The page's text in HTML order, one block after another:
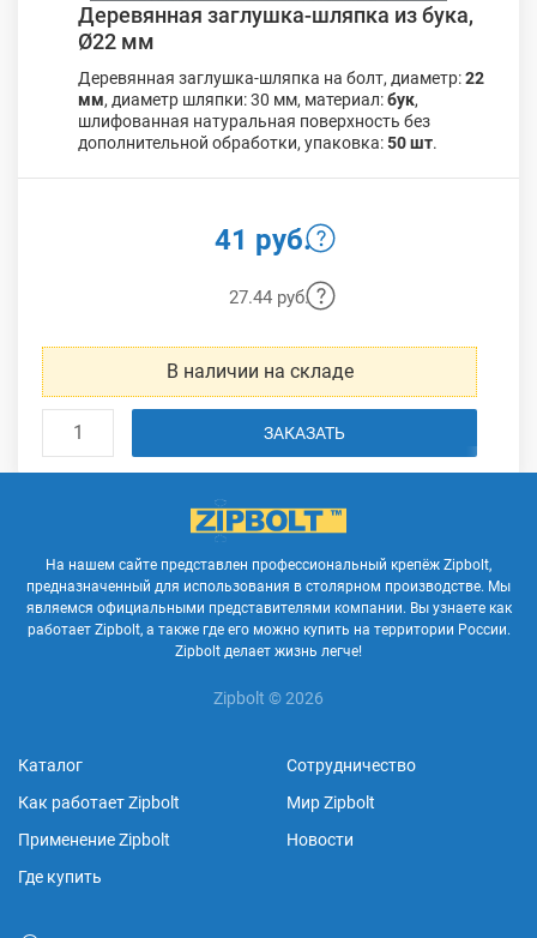
Деревянная заглушка-шляпка из бука,
Ø22 мм
Деревянная заглушка-шляпка на болт, диаметр:22
мм, диаметр шляпки: 30 мм, материал:бук,
шлифованная натуральная поверхность без
дополнительной обработки, упаковка:50 шт.
41 руб.
27.44 руб.
В наличии на складе
ЗАКАЗАТЬ
На нашем сайте представлен профессиональный крепёж Zipbolt,
предназначенный для использования в столярном производстве. Мы
являемся официальными представителями компании. Вы узнаете как
работает Zipbolt, а также где его можно купить на территории России.
Zipbolt делает жизнь легче!
Zipbolt © 2026
Каталог
Как работает Zipbolt
Применение Zipbolt
Где купить
Сотрудничество
Мир Zipbolt
Новости